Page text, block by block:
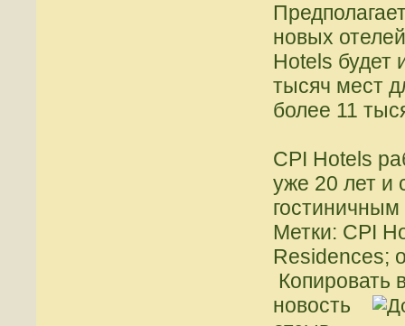
новых
Hotels будет
тысяч мест
более 11
CPI Hotels
уже 20 лет и
Метки: CPI
Residences;
Копировать
новость